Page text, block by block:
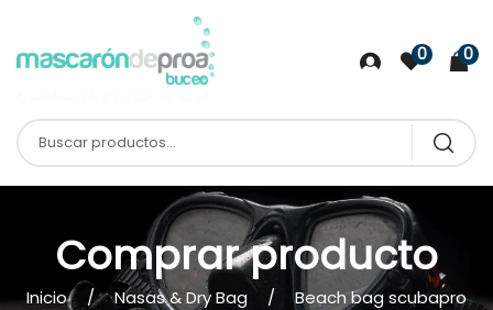
0 0
Comprar producto
Inicio Nasas & Dry Bag Beach bag scubapro